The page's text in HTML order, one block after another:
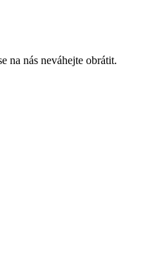
na nás neváhejte obrátit.